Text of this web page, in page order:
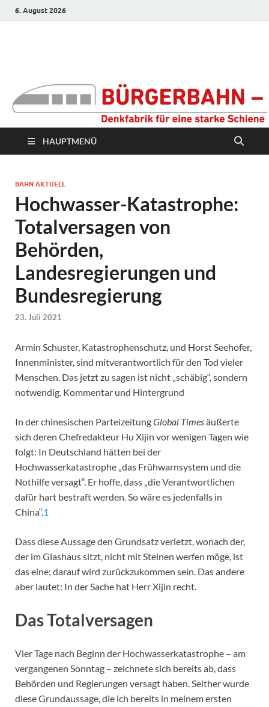
6. August 2026
Denkfabrik für eine
starke Schiene
HAUPTMENÜ
BAHN AKTUELL
Hochwasser-Katastrophe:
Totalversagen von
Behörden,
Landesregierungen und
Bundesregierung
23. Juli 2021
Armin Schuster, Katastrophenschutz, und Horst Seehofer,
Innenminister, sind mitverantwortlich für den Tod vieler
Menschen. Das jetzt zu sagen ist nicht „schäbig“, sondern
notwendig. Kommentar und Hintergrund
In der chinesischen ParteizeitungGlobal Timesäußerte
sich deren Chefredakteur Hu Xijin vor wenigen Tagen wie
folgt: In Deutschland hätten bei der
Hochwasserkatastrophe „das Frühwarnsystem und die
Nothilfe versagt“. Er hoffe, dass „die Verantwortlichen
dafür hart bestraft werden. So wäre es jedenfalls in
China“.1
Dass diese Aussage den Grundsatz verletzt, wonach der,
der im Glashaus sitzt, nicht mit Steinen werfen möge, ist
das eine; darauf wird zurückzukommen sein. Das andere
aber lautet: In der Sache hat Herr Xijin recht.
Das Totalversagen
Vier Tage nach Beginn der Hochwasserkatastrophe – am
vergangenen Sonntag – zeichnete sich bereits ab, dass
Behörden und Regierungen versagt haben. Seither wurde
diese Grundaussage, die ich bereits in meinem ersten